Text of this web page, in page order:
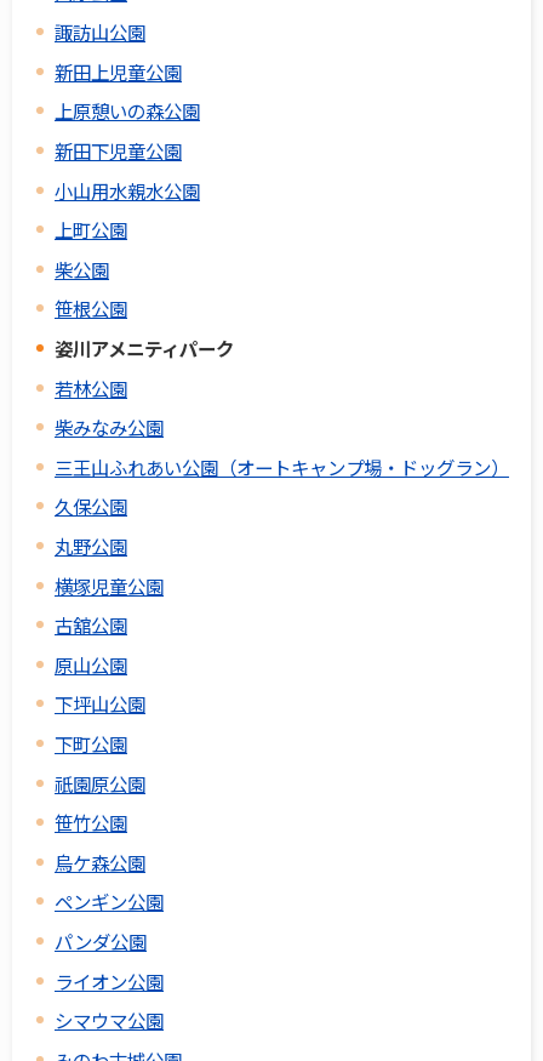
諏訪山公園
新田上児童公園
上原憩いの森公園
新田下児童公園
小山用水親水公園
上町公園
柴公園
笹根公園
姿川アメニティパーク
若林公園
柴みなみ公園
三王山ふれあい公園（オートキャンプ場・ドッグラン）
久保公園
丸野公園
横塚児童公園
古舘公園
原山公園
下坪山公園
下町公園
祇園原公園
笹竹公園
烏ケ森公園
ペンギン公園
パンダ公園
ライオン公園
シマウマ公園